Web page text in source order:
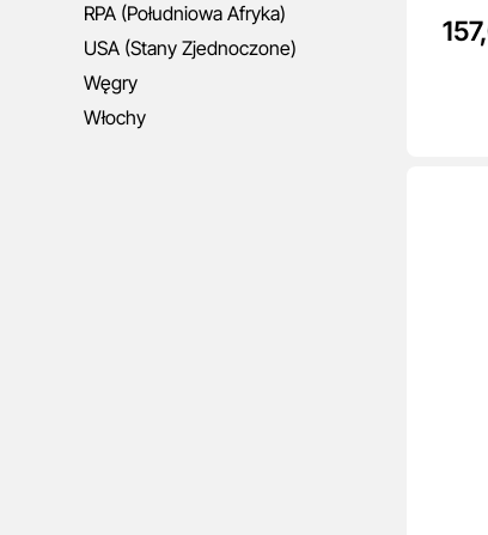
RPA (Południowa Afryka)
USA (Stany Zjednoczone)
Węgry
Włochy